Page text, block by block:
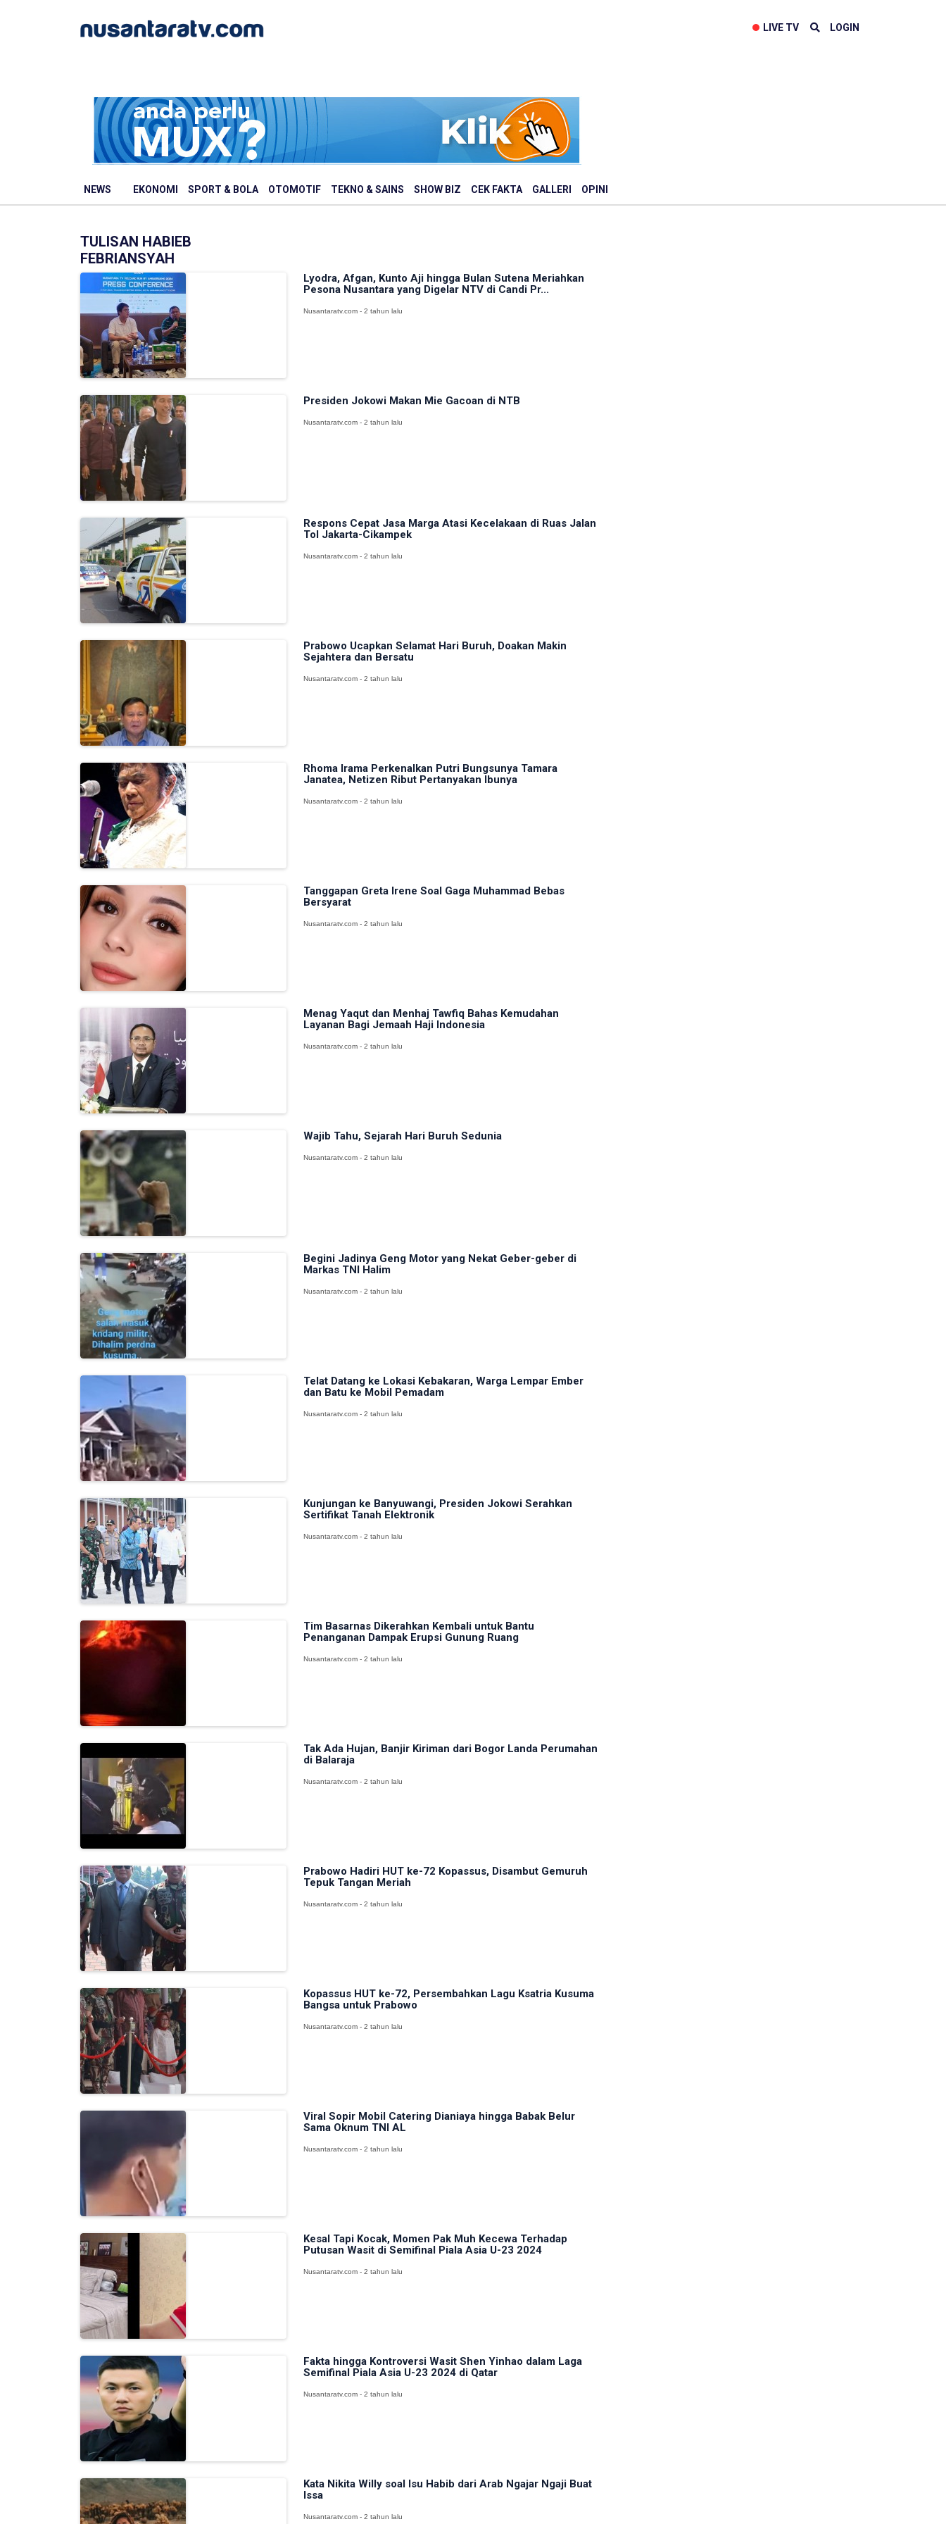
LIVE TV LOGIN
NEWS EKONOMI SPORT & BOLA OTOMOTIF TEKNO & SAINS SHOW BIZ CEK FAKTA GALLERI OPINI
TULISAN HABIEB
FEBRIANSYAH
Lyodra, Afgan, Kunto Aji hingga Bulan Sutena Meriahkan
Pesona Nusantara yang Digelar NTV di Candi Pr...
Nusantaratv.com - 2 tahun lalu
Presiden Jokowi Makan Mie Gacoan di NTB
Nusantaratv.com - 2 tahun lalu
Respons Cepat Jasa Marga Atasi Kecelakaan di Ruas Jalan
Tol Jakarta-Cikampek
Nusantaratv.com - 2 tahun lalu
Prabowo Ucapkan Selamat Hari Buruh, Doakan Makin
Sejahtera dan Bersatu
Nusantaratv.com - 2 tahun lalu
Rhoma Irama Perkenalkan Putri Bungsunya Tamara
Janatea, Netizen Ribut Pertanyakan Ibunya
Nusantaratv.com - 2 tahun lalu
Tanggapan Greta Irene Soal Gaga Muhammad Bebas
Bersyarat
Nusantaratv.com - 2 tahun lalu
Menag Yaqut dan Menhaj Tawfiq Bahas Kemudahan
Layanan Bagi Jemaah Haji Indonesia
Nusantaratv.com - 2 tahun lalu
Wajib Tahu, Sejarah Hari Buruh Sedunia
Nusantaratv.com - 2 tahun lalu
Begini Jadinya Geng Motor yang Nekat Geber-geber di
Markas TNI Halim
Nusantaratv.com - 2 tahun lalu
Telat Datang ke Lokasi Kebakaran, Warga Lempar Ember
dan Batu ke Mobil Pemadam
Nusantaratv.com - 2 tahun lalu
Kunjungan ke Banyuwangi, Presiden Jokowi Serahkan
Sertifikat Tanah Elektronik
Nusantaratv.com - 2 tahun lalu
Tim Basarnas Dikerahkan Kembali untuk Bantu
Penanganan Dampak Erupsi Gunung Ruang
Nusantaratv.com - 2 tahun lalu
Tak Ada Hujan, Banjir Kiriman dari Bogor Landa Perumahan
di Balaraja
Nusantaratv.com - 2 tahun lalu
Prabowo Hadiri HUT ke-72 Kopassus, Disambut Gemuruh
Tepuk Tangan Meriah
Nusantaratv.com - 2 tahun lalu
Kopassus HUT ke-72, Persembahkan Lagu Ksatria Kusuma
Bangsa untuk Prabowo
Nusantaratv.com - 2 tahun lalu
Viral Sopir Mobil Catering Dianiaya hingga Babak Belur
Sama Oknum TNI AL
Nusantaratv.com - 2 tahun lalu
Kesal Tapi Kocak, Momen Pak Muh Kecewa Terhadap
Putusan Wasit di Semifinal Piala Asia U-23 2024
Nusantaratv.com - 2 tahun lalu
Fakta hingga Kontroversi Wasit Shen Yinhao dalam Laga
Semifinal Piala Asia U-23 2024 di Qatar
Nusantaratv.com - 2 tahun lalu
Kata Nikita Willy soal Isu Habib dari Arab Ngajar Ngaji Buat
Issa
Nusantaratv.com - 2 tahun lalu